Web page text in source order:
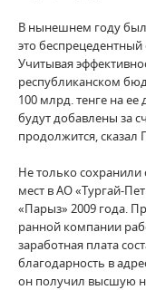
В нынешнем году
это беспрецедентный
Учитывая
республиканском
100 млрд. тенге на
будут добавлены за
продолжится, сказал
Не только сохранили
мест в АО «Тургай-
«Парыз» 2009 года.
ранной компании
заработная плата
благодарность в
он получил высшую